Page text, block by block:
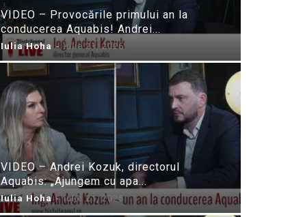
VIDEO – Provocările primului an la
conducerea Aquabis! Andrei...
Iulia Hoha - iulie 21, 2026
VIDEO – Andrei Kozuk, directorul
Aquabis: „Ajungem cu apa...
Iulia Hoha - iulie 21, 2026